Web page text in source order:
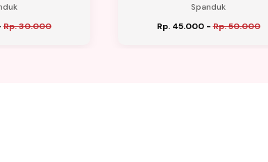
Rp. 30.000
Spanduk
Rp. 45.000-Rp. 50.000